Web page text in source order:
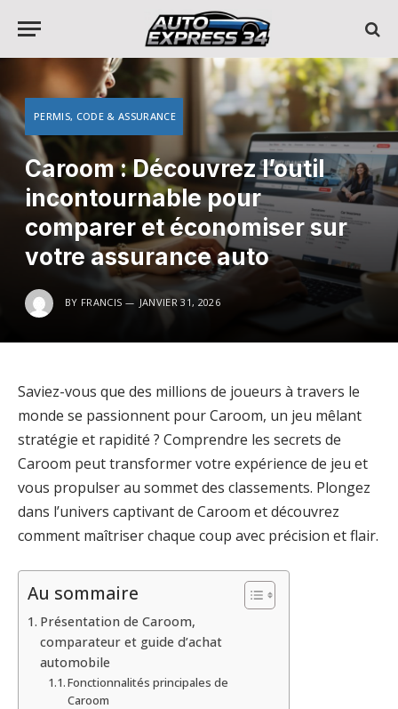
PERMIS, CODE & ASSURANCE
Caroom : Découvrez l’outil
incontournable pour
comparer et économiser sur
votre assurance auto
BY FRANCIS JANVIER 31, 2026
Saviez-vous que des millions de joueurs à travers le
monde se passionnent pour Caroom, un jeu mêlant
stratégie et rapidité ? Comprendre les secrets de
Caroom peut transformer votre expérience de jeu et
vous propulser au sommet des classements. Plongez
dans l’univers captivant de Caroom et découvrez
comment maîtriser chaque coup avec précision et flair.
Au sommaire
Présentation de Caroom,
comparateur et guide d’achat
automobile
Fonctionnalités principales de
Caroom